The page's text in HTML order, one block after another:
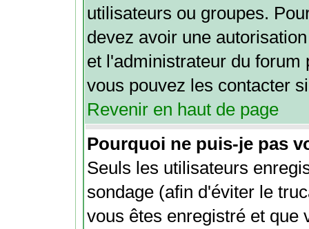
utilisateurs ou groupes.
devez avoir une
et l'administrateur du
vous pouvez les contacter
Revenir en haut de page
Pourquoi ne puis-je pas
Seuls les utilisateurs
sondage (afin d'éviter le
vous êtes enregistré et que